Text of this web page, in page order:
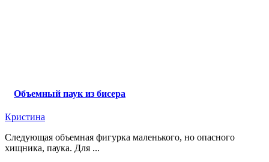
Объемный паук из бисера
Кристина
Следующая объемная фигурка маленького, но опасного
хищника, паука. Для ...